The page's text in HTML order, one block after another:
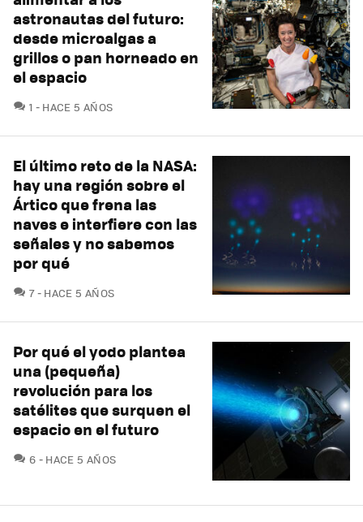
astronautas del futuro:
desde microalgas a
grillos o pan horneado en
el espacio
1 COMENTARIOS
HACE 5 AÑOS
El último reto de la NASA:
hay una región sobre el
Ártico que frena las
naves e interfiere con las
señales y no sabemos
por qué
7COMENTARIOS
HACE 5 AÑOS
Por qué el yodo plantea
una (pequeña)
revolución para los
satélites que surquen el
espacio en el futuro
6 COMENTARIOS
HACE 5 AÑOS